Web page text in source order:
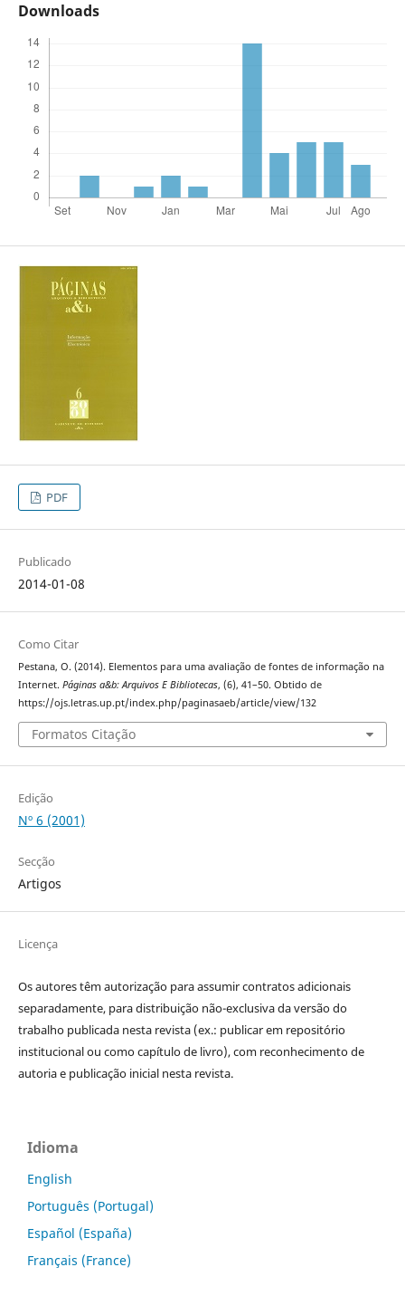
Downloads
PDF
Publicado
2014-01-08
Como Citar
Pestana, O. (2014). Elementos para uma avaliação de fontes de informação na
Internet. Páginas a&b: Arquivos E Bibliotecas, (6), 41–50. Obtido de
https://ojs.letras.up.pt/index.php/paginasaeb/article/view/132
Formatos Citação
Edição
Nº 6 (2001)
Secção
Artigos
Licença
Os autores têm autorização para assumir contratos adicionais
separadamente, para distribuição não-exclusiva da versão do
trabalho publicada nesta revista (ex.: publicar em repositório
institucional ou como capítulo de livro), com reconhecimento de
autoria e publicação inicial nesta revista.
Idioma
English
Português (Portugal)
Español (España)
Français (France)